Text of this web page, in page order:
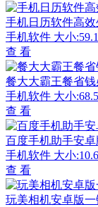
手机日历软件高效
手机软件 大小
查 看
餐大大霸王餐省钱
手机软件 大小
查 看
百度手机助手安卓
手机软件 大小
查 看
玩美相机安卓版一